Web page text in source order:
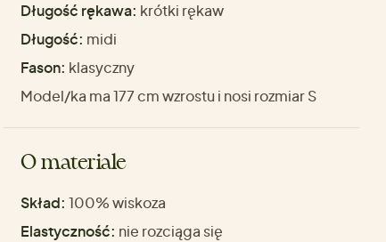
Długość rękawa: krótki rękaw
Długość: midi
Fason: klasyczny
Model/ka ma 177 cm wzrostu i nosi rozmiar S
O materiale
Skład: 100% wiskoza
Elastyczność: nie rozciąga się